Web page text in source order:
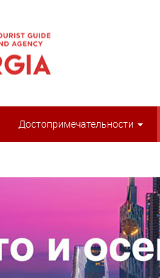
Достопримечательности